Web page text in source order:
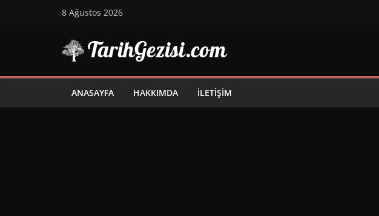
8 Ağustos 2026
ANASAYFA HAKKIMDA İLETIŞIM